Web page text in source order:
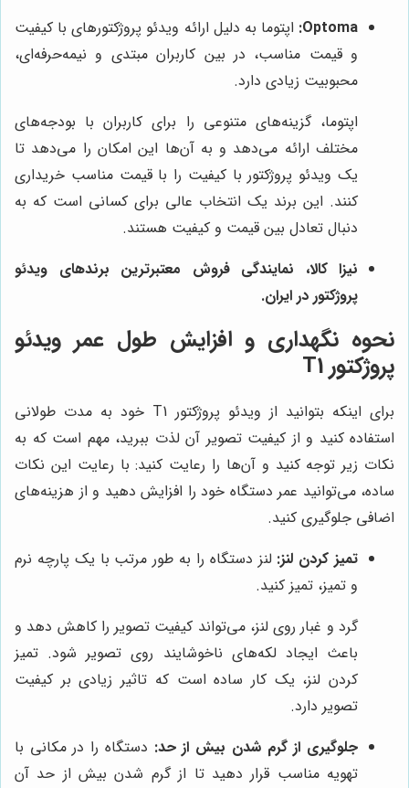
Optoma: اپتوما به دلیل ارائه ویدئو پروژکتورهای با کیفیت
و قیمت مناسب، در بین کاربران مبتدی و نیمه‌حرفه‌ای،
محبوبیت زیادی دارد.
اپتوما، گزینه‌های متنوعی را برای کاربران با بودجه‌های
مختلف ارائه می‌دهد و به آن‌ها این امکان را می‌دهد تا
یک ویدئو پروژکتور با کیفیت را با قیمت مناسب خریداری
کنند. این برند یک انتخاب عالی برای کسانی است که به
دنبال تعادل بین قیمت و کیفیت هستند.
نیزا کالا، نمایندگی فروش معتبرترین برندهای ویدئو
پروژکتور در ایران.
نحوه نگهداری و افزایش طول عمر ویدئو
پروژکتور T1
برای اینکه بتوانید از ویدئو پروژکتور T1 خود به مدت طولانی
استفاده کنید و از کیفیت تصویر آن لذت ببرید، مهم است که به
نکات زیر توجه کنید و آن‌ها را رعایت کنید: با رعایت این نکات
ساده، می‌توانید عمر دستگاه خود را افزایش دهید و از هزینه‌های
اضافی جلوگیری کنید.
تمیز کردن لنز: لنز دستگاه را به طور مرتب با یک پارچه نرم
و تمیز، تمیز کنید.
گرد و غبار روی لنز، می‌تواند کیفیت تصویر را کاهش دهد و
باعث ایجاد لکه‌های ناخوشایند روی تصویر شود. تمیز
کردن لنز، یک کار ساده است که تاثیر زیادی بر کیفیت
تصویر دارد.
جلوگیری از گرم شدن بیش از حد: دستگاه را در مکانی با
تهویه مناسب قرار دهید تا از گرم شدن بیش از حد آن